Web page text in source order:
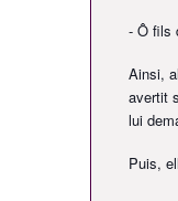
- Ô fils
Ainsi,
avertit
lui
Puis,